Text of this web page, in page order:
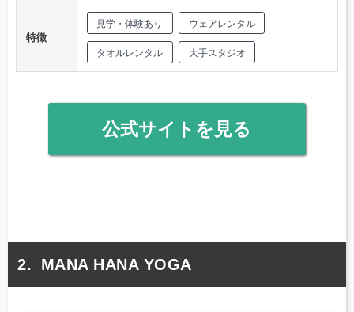
特徴
見学・体験あり ウェアレンタル
タオルレンタル 大手スタジオ
公式サイトを見る
MANA HANA YOGA